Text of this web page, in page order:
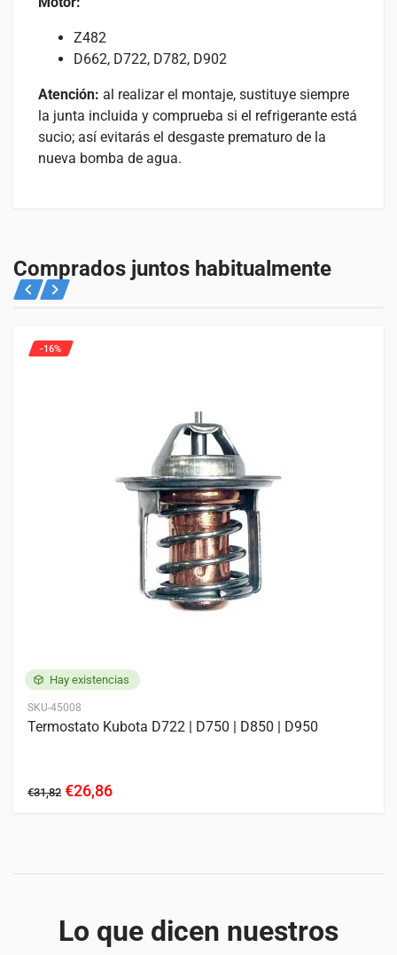
Z482
D662, D722, D782, D902
Atención: al realizar el montaje, sustituye siempre
la junta incluida y comprueba si el refrigerante está
sucio; así evitarás el desgaste prematuro de la
nueva bomba de agua.
2 kg
Solo los usuarios registrados que hayan comprado este
producto.
KUBOTA
D782 D902 Z482
Comprados juntos habitualmente
Hay existencias
SKU-45008
-16%
Termostato Kubota D722 | D750 | D850 | D950
€31,82 €26,86
Lo que dicen nuestros